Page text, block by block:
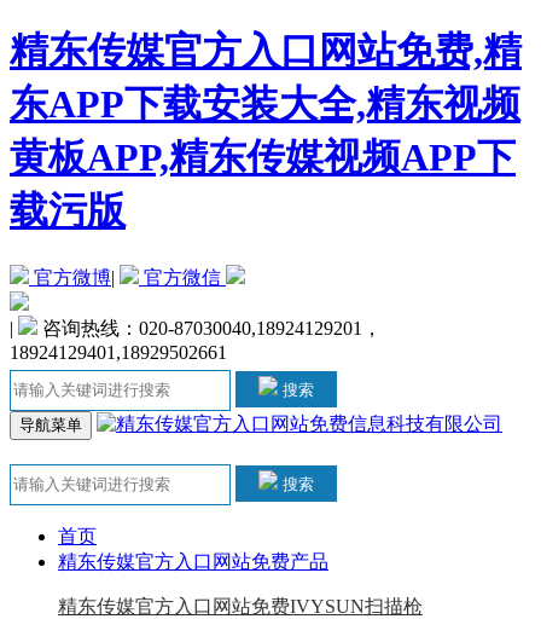
精东传媒官方入口网站免费,精
东APP下载安装大全,精东视频
黄板APP,精东传媒视频APP下
载污版
官方微博| 官方微信
|
咨询热线：020-87030040,18924129201，
18924129401,18929502661
搜索
导航菜单
搜索
首页
精东传媒官方入口网站免费产品
精东传媒官方入口网站免费IVYSUN扫描枪